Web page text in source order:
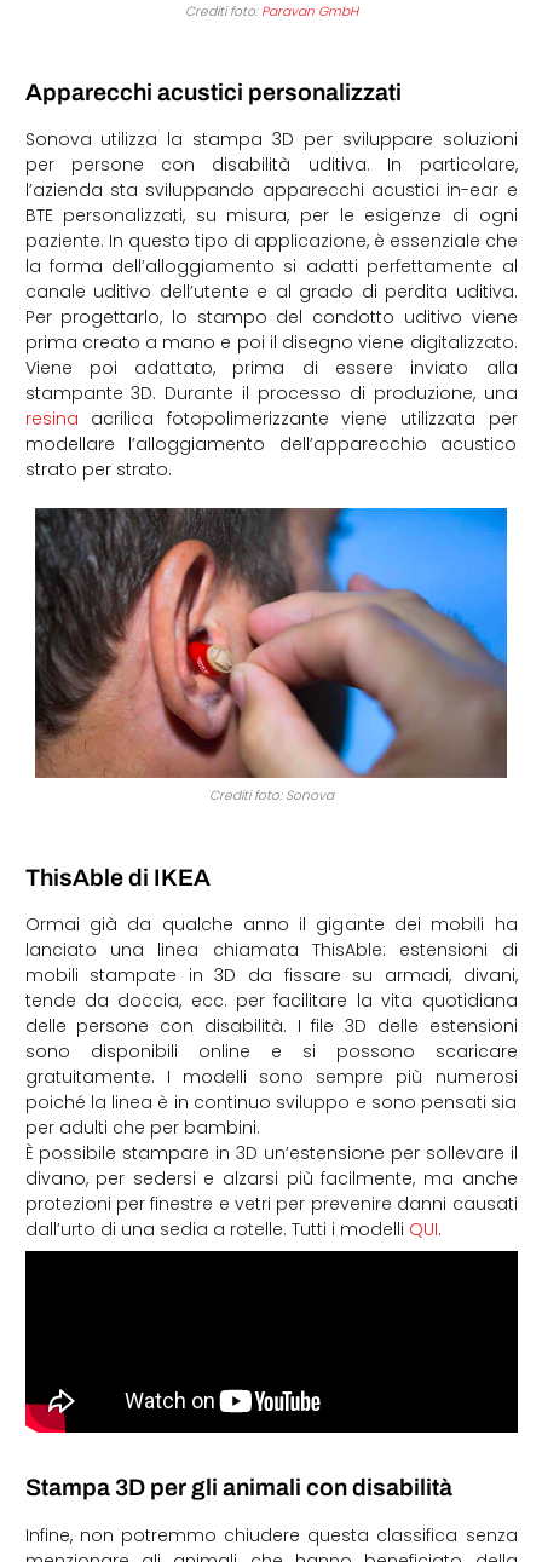
Crediti foto: Paravan GmbH
Apparecchi acustici personalizzati
Sonova utilizza la stampa 3D per sviluppare soluzioni
per persone con disabilità uditiva. In particolare,
l’azienda sta sviluppando apparecchi acustici in-ear e
BTE personalizzati, su misura, per le esigenze di ogni
paziente. In questo tipo di applicazione, è essenziale che
la forma dell’alloggiamento si adatti perfettamente al
canale uditivo dell’utente e al grado di perdita uditiva.
Per progettarlo, lo stampo del condotto uditivo viene
prima creato a mano e poi il disegno viene digitalizzato.
Viene poi adattato, prima di essere inviato alla
stampante 3D. Durante il processo di produzione, una
resina acrilica fotopolimerizzante viene utilizzata per
modellare l’alloggiamento dell’apparecchio acustico
strato per strato.
Crediti foto: Sonova
ThisAble di IKEA
Ormai già da qualche anno il gigante dei mobili ha
lanciato una linea chiamata ThisAble: estensioni di
mobili stampate in 3D da fissare su armadi, divani,
tende da doccia, ecc. per facilitare la vita quotidiana
delle persone con disabilità. I file 3D delle estensioni
sono disponibili online e si possono scaricare
gratuitamente. I modelli sono sempre più numerosi
poiché la linea è in continuo sviluppo e sono pensati sia
per adulti che per bambini.
È possibile stampare in 3D un’estensione per sollevare il
divano, per sedersi e alzarsi più facilmente, ma anche
protezioni per finestre e vetri per prevenire danni causati
dall’urto di una sedia a rotelle. Tutti i modelli QUI.
Stampa 3D per gli animali con disabilità
Infine, non potremmo chiudere questa classifica senza